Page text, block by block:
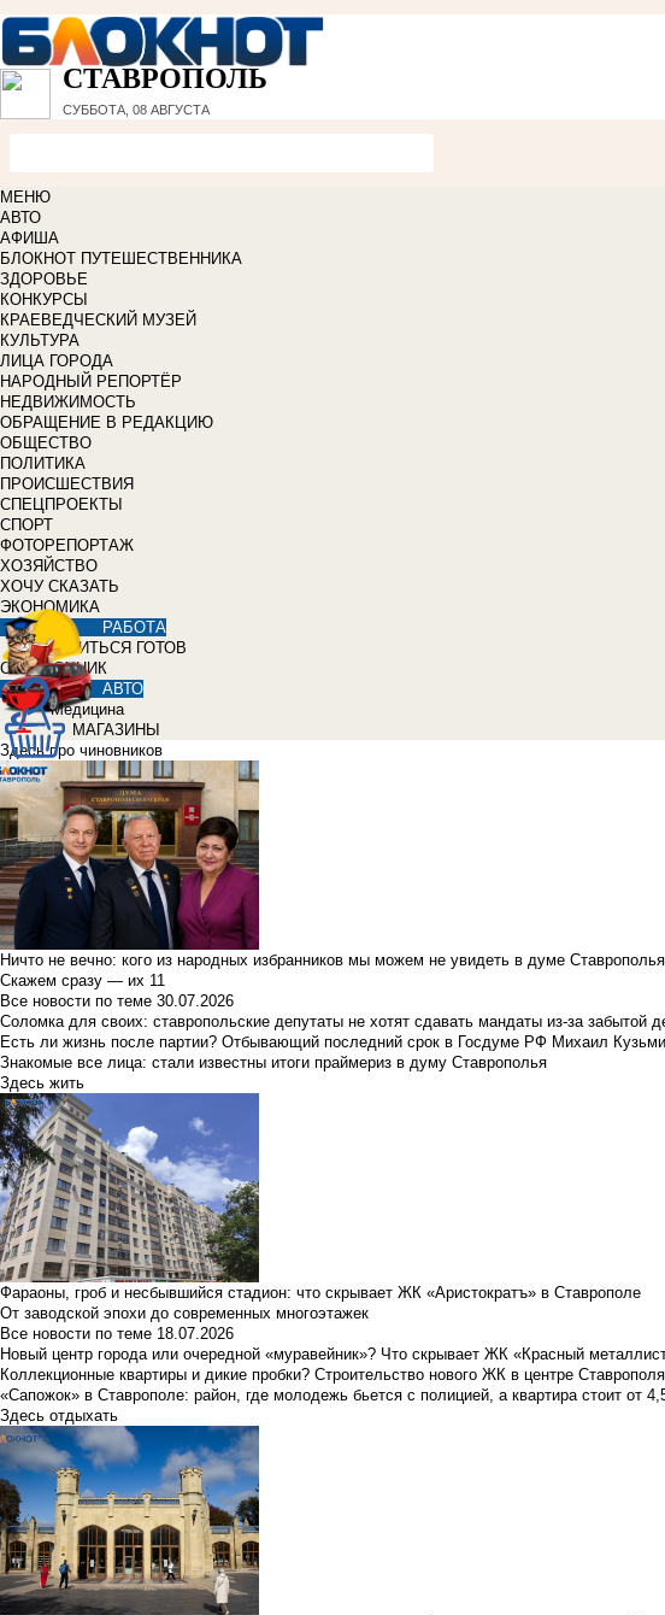
СТАВРОПОЛЬ
СУББОТА, 08 АВГУСТА
МЕНЮ
АВТО
АФИША
БЛОКНОТ ПУТЕШЕСТВЕННИКА
ЗДОРОВЬЕ
КОНКУРСЫ
КРАЕВЕДЧЕСКИЙ МУЗЕЙ
КУЛЬТУРА
ЛИЦА ГОРОДА
НАРОДНЫЙ РЕПОРТЁР
НЕДВИЖИМОСТЬ
ОБРАЩЕНИЕ В РЕДАКЦИЮ
ОБЩЕСТВО
ПОЛИТИКА
ПРОИСШЕСТВИЯ
СПЕЦПРОЕКТЫ
СПОРТ
ФОТОРЕПОРТАЖ
ХОЗЯЙСТВО
ХОЧУ СКАЗАТЬ
ЭКОНОМИКА
РАБОТА
УЧИТЬСЯ ГОТОВ
СПРАВОЧНИК
АВТО
Медицина
МАГАЗИНЫ
Здесь про чиновников
Ничто не вечно: кого из народных избранников мы можем не увидеть в думе
Скажем сразу — их 11
Все новости по теме 30.07.2026
Соломка для своих: ставропольские депутаты не хотят сдавать мандаты из-за забытой
Есть ли жизнь после партии? Отбывающий последний срок в Госдуме РФ Михаил
Знакомые все лица: стали известны итоги праймериз в думу Ставрополья
Здесь жить
Фараоны, гроб и несбывшийся стадион: что скрывает ЖК «Аристократъ» в Ставрополе
От заводской эпохи до современных многоэтажек
Все новости по теме 18.07.2026
Новый центр города или очередной «муравейник»? Что скрывает ЖК «Красный
Коллекционные квартиры и дикие пробки? Строительство нового ЖК в центре
«Сапожок» в Ставрополе: район, где молодежь бьется с полицией, а квартира стоит от
Здесь отдыхать